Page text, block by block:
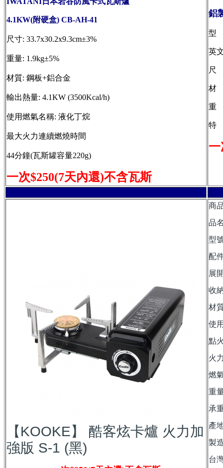
4.1KW(附硬盒) CB-AH-41
尺寸: 33.7x30.2x9.3cm±3%
重量: 1.9kg±5%
材質: 鋼板+鋁合金
輸出熱量: 4.1KW (3500Kcal/h)
使用燃氣名稱: 液化丁烷
最大火力連續燃燒時間
44分鐘(瓦斯罐容量220g)
一次$250(7天內還)不含瓦斯
鋁
型
英
尺
材
重
特
一
【KOOKE】 酷客炫卡爐 火力加
強版 S-1 (黑)
商
品
型
配
展
收
材
使
點
火
燃
重
承
產
製
台